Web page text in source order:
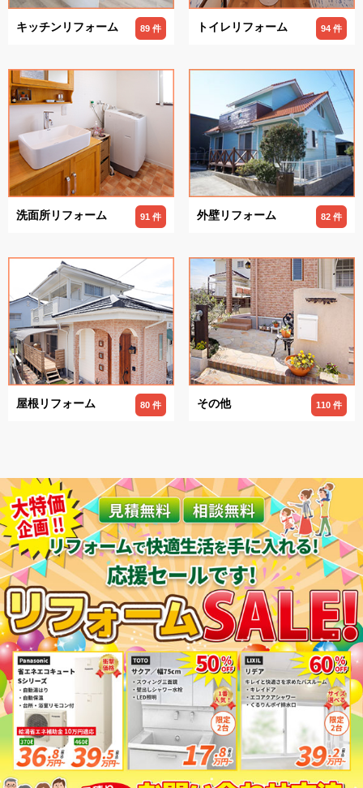
キッチンリフォーム 89 件 トイレリフォーム 94 件
洗面所リフォーム 91 件 外壁リフォーム 82 件
屋根リフォーム 80 件 その他 110 件